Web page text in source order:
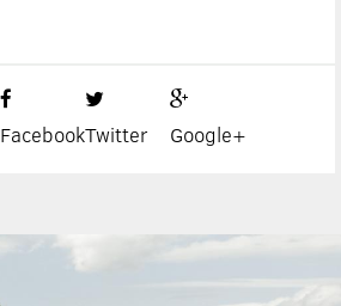
FacebookTwitter Google+